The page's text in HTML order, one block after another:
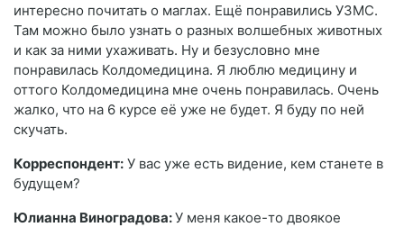
интересно почитать о маглах. Ещё понравились УЗМС.
Там можно было узнать о разных волшебных животных
и как за ними ухаживать. Ну и безусловно мне
понравилась Колдомедицина. Я люблю медицину и
оттого Колдомедицина мне очень понравилась. Очень
жалко, что на 6 курсе её уже не будет. Я буду по ней
скучать.
Корреспондент: У вас уже есть видение, кем станете в
будущем?
Юлианна Виноградова:У меня какое-то двоякое